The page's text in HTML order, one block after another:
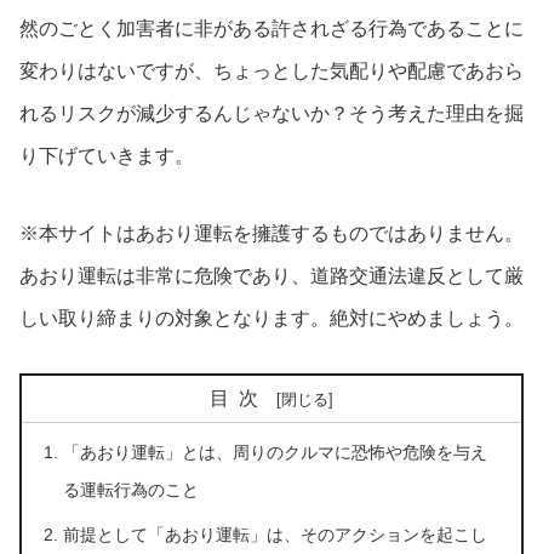
然のごとく加害者に非がある許されざる行為であることに
変わりはないですが、ちょっとした気配りや配慮であおら
れるリスクが減少するんじゃないか？そう考えた理由を掘
り下げていきます。
※本サイトはあおり運転を擁護するものではありません。
あおり運転は非常に危険であり、道路交通法違反として厳
しい取り締まりの対象となります。絶対にやめましょう。
目次
「あおり運転」とは、周りのクルマに恐怖や危険を与え
る運転行為のこと
前提として「あおり運転」は、そのアクションを起こし